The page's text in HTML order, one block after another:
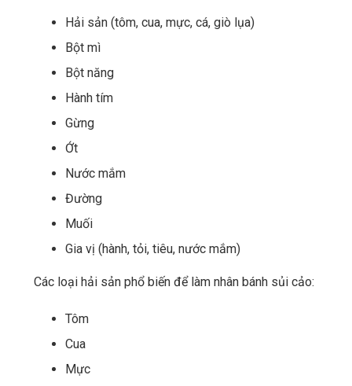
Hải sản (tôm, cua, mực, cá, giò lụa)
Bột mì
Bột năng
Hành tím
Gừng
Ớt
Nước mắm
Đường
Muối
Gia vị (hành, tỏi, tiêu, nước mắm)
Các loại hải sản phổ biến để làm nhân bánh sủi cảo:
Tôm
Cua
Mực